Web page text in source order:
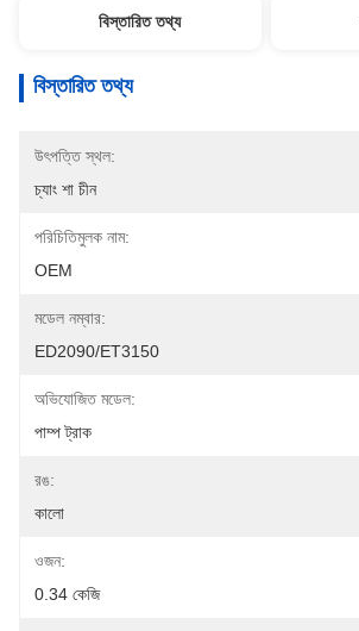
বিস্তারিত তথ্য
বিস্তারিত তথ্য
উৎপত্তি স্থল:
চ্যাং শা চীন
পরিচিতিমুলক নাম:
OEM
মডেল নম্বার:
ED2090/ET3150
অভিযোজিত মডেল:
পাম্প ট্রাক
রঙ:
কালো
ওজন:
0.34 কেজি